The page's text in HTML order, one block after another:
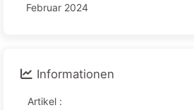
Februar 2024
Informationen
Artikel :